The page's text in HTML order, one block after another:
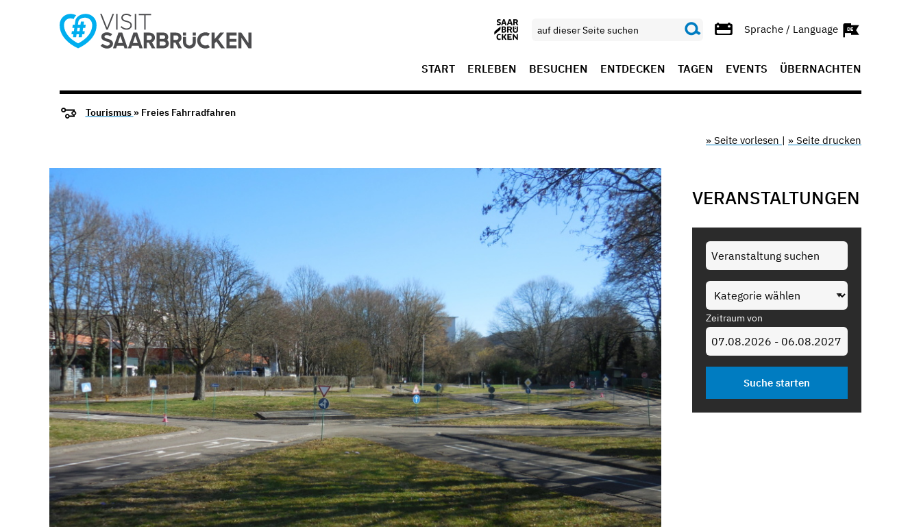
Sprache / Language
START ERLEBEN BESUCHEN ENTDECKEN TAGEN EVENTS ÜBERNACHTEN
Tourismus » Freies Fahrradfahren
» Seite vorlesen | » Seite drucken
VERANSTALTUNGEN
Zeitraum von